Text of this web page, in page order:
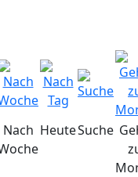
Nach HeuteSuche